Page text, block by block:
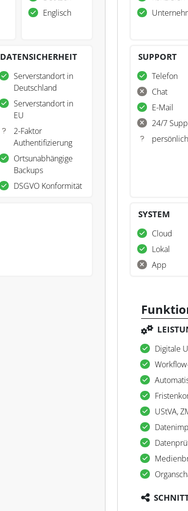
Englisch
DATENSICHERHEIT
Serverstandort in
Deutschland
Serverstandort in
EU
2-Faktor
Authentifizierung
Ortsunabhängige
Backups
DSGVO Konformität
SUPPORT
Telefon
Chat
E-Mail
24/7
SYSTEM
Cloud
Lokal
App
Digitale
UStVA,